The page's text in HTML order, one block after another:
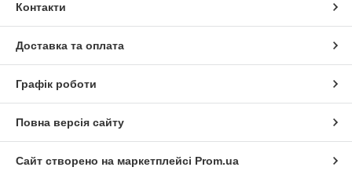
Контакти
Доставка та оплата
Графік роботи
Повна версія сайту
Сайт створено на маркетплейсі Prom.ua